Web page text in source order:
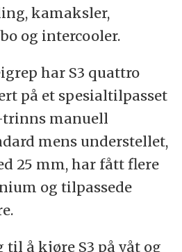
kamaksler,
og intercooler.
har S3 quattro
på et spesialtilpasset
trinns manuell
mens understellet,
25 mm, har fått flere
og tilpassede
å kjøre S3 på våt og